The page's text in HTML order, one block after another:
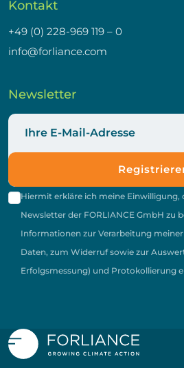
Kontakt
+49 (0) 228-969 119 – 0
info@forliance.com
Newsletter
Hiermit erkläre ich meine Einwilligung,
Newsletter der FORLIANCE GmbH zu
Informationen zur Verarbeitung
Daten, zum Widerruf sowie zur
Erfolgsmessung) und Protokollierung